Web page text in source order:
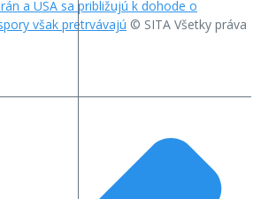
a USA sa približujú k dohode o
však pretrvávajú © SITA Všetky práva